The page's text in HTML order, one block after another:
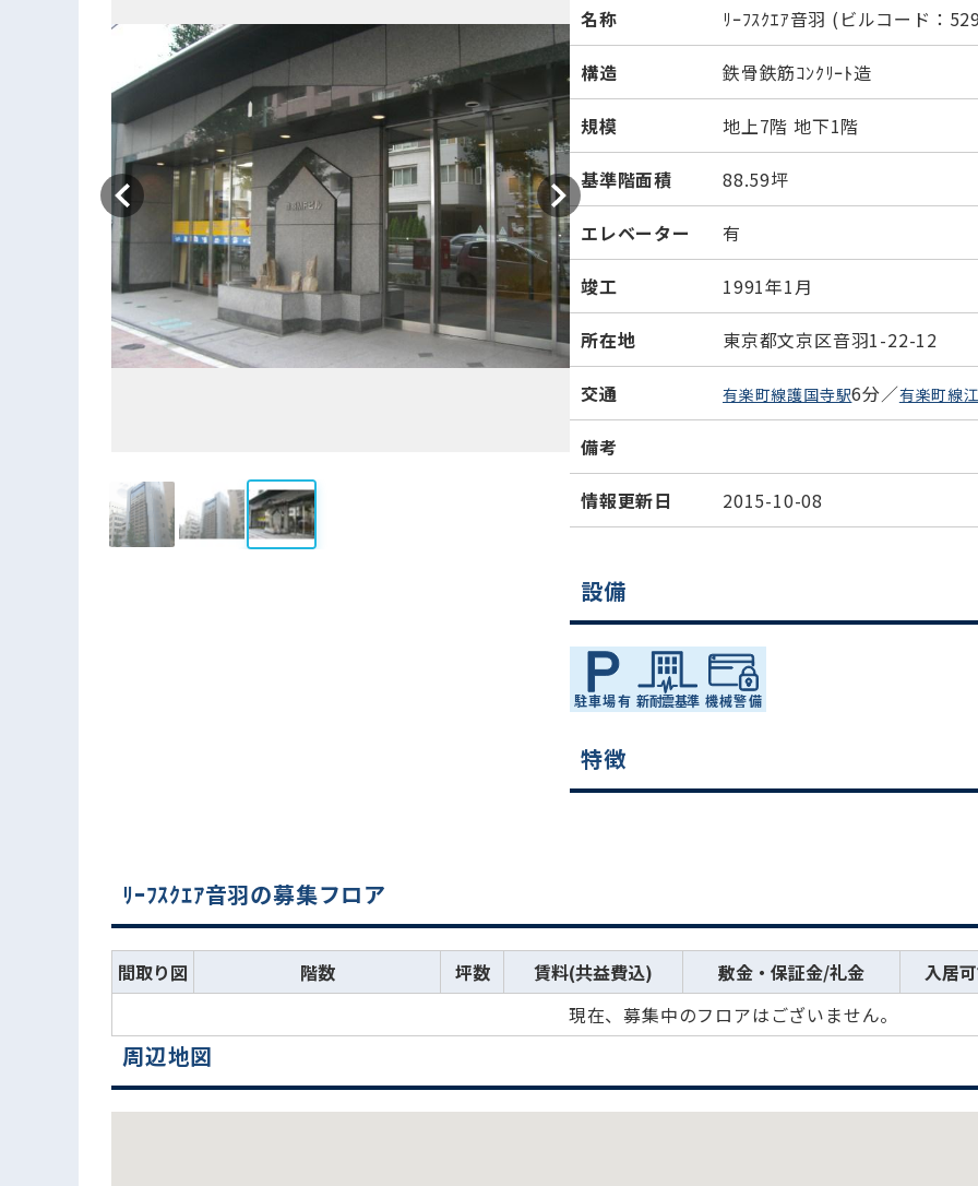
名称 ﾘｰﾌｽｸｴｱ音羽 (ビルコード：
構造 鉄骨鉄筋ｺﾝｸﾘｰﾄ造
規模 地上7階 地下1階
基準階面積 88.59坪
エレベーター 有
竣工 1991年1月
所在地 東京都文京区音羽1-22-12
交通 有楽町線護国寺駅6分／有楽町線
備考
情報更新日 2015-10-08
設備
特徴
ﾘｰﾌｽｸｴｱ音羽の募集フロア
間取り図 階数 坪数 賃料(共益費込) 敷金・保証金/礼金 入居
現在、募集中のフロアはございません。
周辺地図